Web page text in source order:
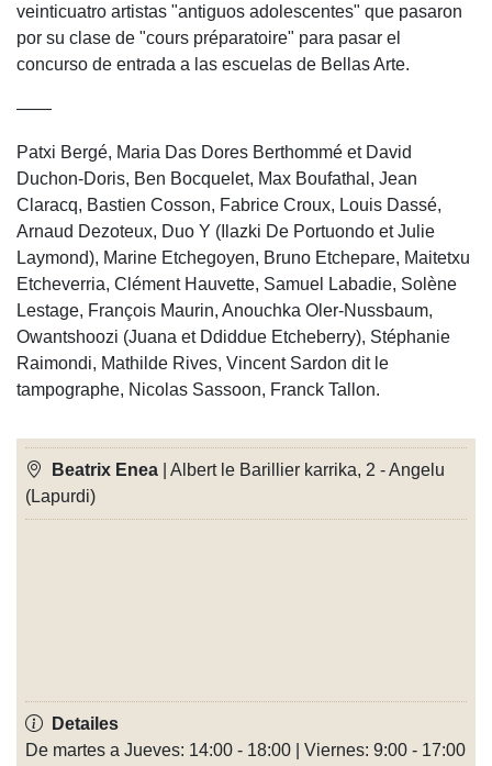
veinticuatro artistas "antiguos adolescentes" que pasaron
por su clase de "cours préparatoire" para pasar el
concurso de entrada a las escuelas de Bellas Arte.
——
Patxi Bergé, Maria Das Dores Berthommé et David
Duchon-Doris, Ben Bocquelet, Max Boufathal, Jean
Claracq, Bastien Cosson, Fabrice Croux, Louis Dassé,
Arnaud Dezoteux, Duo Y (Ilazki De Portuondo et Julie
Laymond), Marine Etchegoyen, Bruno Etchepare, Maitetxu
Etcheverria, Clément Hauvette, Samuel Labadie, Solène
Lestage, François Maurin, Anouchka Oler-Nussbaum,
Owantshoozi (Juana et Ddiddue Etcheberry), Stéphanie
Raimondi, Mathilde Rives, Vincent Sardon dit le
tampographe, Nicolas Sassoon, Franck Tallon.
Beatrix Enea | Albert le Barillier karrika, 2 - Angelu
(Lapurdi)
Detailes
De martes a Jueves: 14:00 - 18:00 | Viernes: 9:00 - 17:00